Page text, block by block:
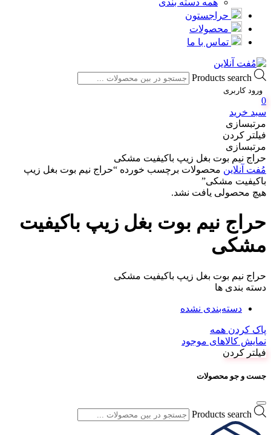
همه دسته بندی
حراجستون
محصولات
تماس با ما
Products search
ورود کاربری
0
سبد خرید
مرتبسازی
فیلتر کردن
مرتبسازی
حراج نیم بوت بغل زیپ باکیفیت مشکی
مُفت آنلاین محصولات برچسب خورده “حراج نیم بوت بغل زیپ
باکیفیت مشکی”
هیچ محصولی یافت نشد.
حراج نیم بوت بغل زیپ باکیفیت
مشکی
حراج نیم بوت بغل زیپ باکیفیت مشکی
دسته بندی ها
دسته‌بندی نشده
پاک کردن همه
نمایش کالاهای موجود
فیلتر کردن
جست و جو محصولات
Products search